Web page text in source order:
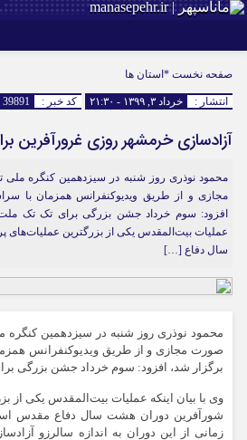
اینستاگرام
سروش
آپارات رمز عبور
مرا به خاطر بسپار
صفحه نخست *استان ها
انتشار : خرداد ۳, ۱۳۹۹ - ۲۱:۳۰ کد خبر : 39891
آزادسازی خرمشهر روزی غرورآفرین
محمود نوذری روز شنبه در سیزدهمین کنگره ملی
مجازی و از طریق ویدیوکنفرانس همزمان با
افزود: سوم خرداد جشن بزرگی برای تک تک ملت
عملیات بیت‌المقدس یکی از بزرگترین
سال دفاع […]
محمود نوذری روز شنبه در سیزدهمین کنگره
صورت مجازی و از طریق ویدیوکنفرانس
برگزار شد، افزود: سوم خرداد جشن بزرگی
وی با بیان اینکه عملیات بیت‌المقدس یکی از
شورآفرین دوران هشت سال دفاع مقدس
زمانی از این دوران به اندازه سالرزو